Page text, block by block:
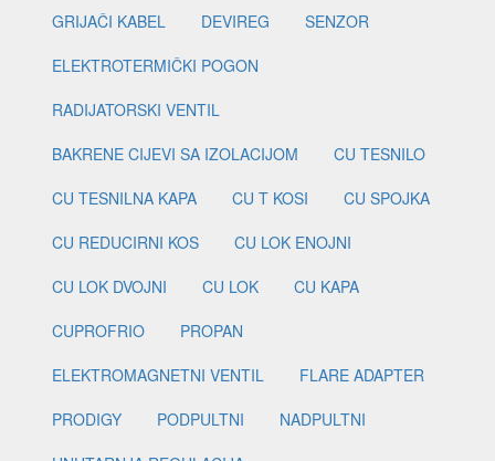
GRIJAČI KABEL
DEVIREG
SENZOR
ELEKTROTERMIČKI POGON
RADIJATORSKI VENTIL
BAKRENE CIJEVI SA IZOLACIJOM
CU TESNILO
CU TESNILNA KAPA
CU T KOSI
CU SPOJKA
CU REDUCIRNI KOS
CU LOK ENOJNI
CU LOK DVOJNI
CU LOK
CU KAPA
CUPROFRIO
PROPAN
ELEKTROMAGNETNI VENTIL
FLARE ADAPTER
PRODIGY
PODPULTNI
NADPULTNI